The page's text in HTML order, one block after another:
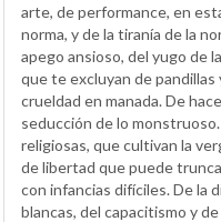
arte, de performance, en
norma, y de la tiranía de la
apego ansioso, del yugo de
que te excluyan de
crueldad en manada. De
seducción de lo
religiosas, que cultivan la
de libertad que puede
con infancias difíciles. De la
blancas, del capacitismo y